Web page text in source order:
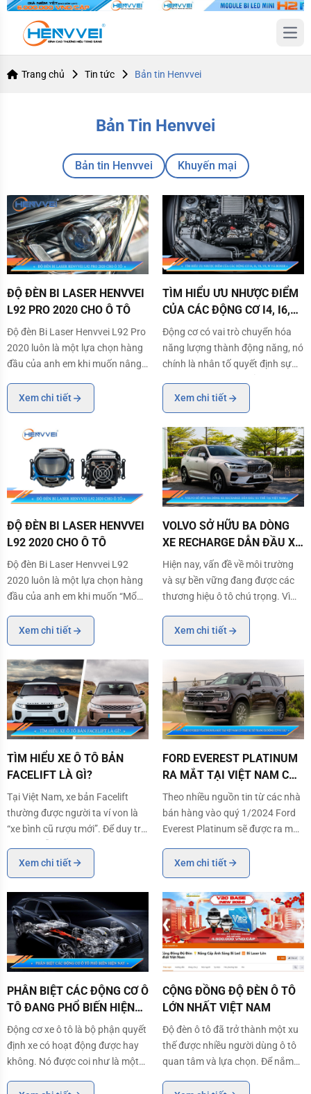
Trang chủ Tin tức Bản tin Henvvei
Bản Tin Henvvei
Bản tin Henvvei Khuyến mại
ĐỘ ĐÈN BI LASER HENVVEI
L92 PRO 2020 CHO Ô TÔ
Độ đèn Bi Laser Henvvei L92 Pro
2020 luôn là một lựa chọn hàng
đầu của anh em khi muốn nâng
cấp ánh sáng cho xe. Sỡ dĩ như
vậy vì việc độ đèn sẽ giúp lái xe
an toàn hơn trên mọi hành trình
và tăng tính thẩm mỹ của xe.
Trong bài viết dưới đây, cùng
Henvvei
Xem chi tiết
TÌM HIỂU ƯU NHƯỢC ĐIỂM
CỦA CÁC ĐỘNG CƠ I4, I6,
V6, V8, W VÀ BOXER
Động cơ có vai trò chuyển hóa
năng lượng thành động năng, nó
chính là nhân tố quyết định sự
vận hành mạnh mẽ của một
chiếc xe. Trên thị trường xe hiện
nay, động cơ I4, I6, V6, V8... đã
trở thành lựa chọn phổ biến của
các hãng xe hơi. Tại sao chúng
lại đượ
Xem chi tiết
ĐỘ ĐÈN BI LASER HENVVEI
L92 2020 CHO Ô TÔ
Độ đèn Bi Laser Henvvei L92
2020 luôn là một lựa chọn hàng
đầu của anh em khi muốn “Mổ
việc độ đèn không chỉ nâng cấp
ánh sáng mà còn mang lại tính
thẩm mỹ cao. Hãy cùng Henvvei
điểm qua một vài hình ảnh độ
đèn Bi Laser H
Xem chi tiết
VOLVO SỞ HỮU BA DÒNG
XE RECHARGE DẪN ĐẦU XU
THẾ TẠI VIỆT NAM
Hiện nay, vấn đề về môi trường
và sự bền vững đang được các
thương hiệu ô tô chú trọng. Vì
công nghệ của mình để có thể
cho ra dòng xe vừa tiết kiệm
nhiên liệu, vừa giảm thiểu lượng
khí thải ra ngoài môi trường và
đảm bảo sứ
Xem chi tiết
TÌM HIỂU XE Ô TÔ BẢN
FACELIFT LÀ GÌ?
Tại Việt Nam, xe bản Facelift
thường được người ta ví von là
“xe bình cũ rượu mới”. Để duy trì
các hãng xe sẽ đổi mới diện mạo,
cập nhật các tính năng, công
nghệ mới phiên bản xe đã ra
trước đó và phiên bản đó chính
là Facel
Xem chi tiết
FORD EVEREST PLATINUM
RA MẮT TẠI VIỆT NAM CÓ
THẬT SỰ SẼ TRANG BỊ
ĐỘNG CƠ V6 3.0L?
Theo nhiều nguồn tin từ các nhà
bán hàng vào quý 1/2024 Ford
Everest Platinum sẽ được ra mắt
bản mới này có thể sẽ được
trang bị động cơ V6 3.0L và
đánh dấu cho việc thay thế dòng
Everest Wildtrak hiện tại. Tuy
nhiên, the
Xem chi tiết
PHÂN BIỆT CÁC ĐỘNG CƠ Ô
TÔ ĐANG PHỔ BIẾN HIỆN
NAY
Động cơ xe ô tô là bộ phận quyết
định xe có hoạt động được hay
không. Nó được coi như là một
CỘNG ĐỒNG ĐỘ ĐÈN Ô TÔ
LỚN NHẤT VIỆT NAM
Độ đèn ô tô đã trở thành một xu
thế được nhiều người dùng ô tô
quan tâm và lựa chọn. Để nắm